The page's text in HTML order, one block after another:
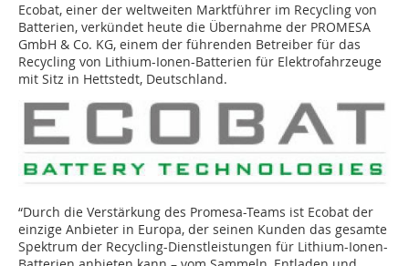
Ecobat, einer der weltweiten Marktführer im Recycling von
Batterien, verkündet heute die Übernahme der PROMESA
GmbH & Co. KG, einem der führenden Betreiber für das
Recycling von Lithium-Ionen-Batterien für Elektrofahrzeuge
mit Sitz in Hettstedt, Deutschland.
“Durch die Verstärkung des Promesa-Teams ist Ecobat der
einzige Anbieter in Europa, der seinen Kunden das gesamte
Spektrum der Recycling-Dienstleistungen für Lithium-Ionen-